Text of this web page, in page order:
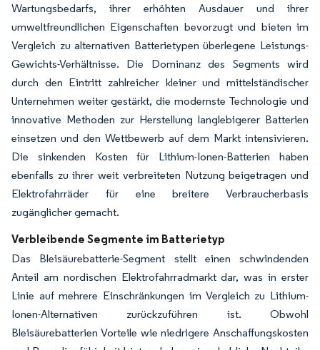
Wartungsbedarfs, ihrer erhöhten Ausdauer und ihrer
umweltfreundlichen Eigenschaften bevorzugt und bieten im
Vergleich zu alternativen Batterietypen überlegene Leistungs-
Gewichts-Verhältnisse. Die Dominanz des Segments wird
durch den Eintritt zahlreicher kleiner und mittelständischer
Unternehmen weiter gestärkt, die modernste Technologie und
innovative Methoden zur Herstellung langlebigerer Batterien
einsetzen und den Wettbewerb auf dem Markt intensivieren.
Die sinkenden Kosten für Lithium-Ionen-Batterien haben
ebenfalls zu ihrer weit verbreiteten Nutzung beigetragen und
Elektrofahrräder für eine breitere Verbraucherbasis
zugänglicher gemacht.
Verbleibende Segmente im Batterietyp
Das Bleisäurebatterie-Segment stellt einen schwindenden
Anteil am nordischen Elektrofahrradmarkt dar, was in erster
Linie auf mehrere Einschränkungen im Vergleich zu Lithium-
Ionen-Alternativen zurückzuführen ist. Obwohl
Bleisäurebatterien Vorteile wie niedrigere Anschaffungskosten